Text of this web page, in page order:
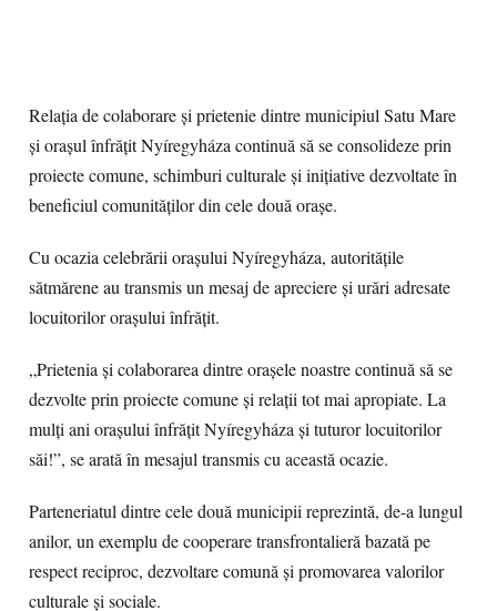
Relația de colaborare și prietenie dintre municipiul Satu Mare
și orașul înfrățit Nyíregyháza continuă să se consolideze prin
proiecte comune, schimburi culturale și inițiative dezvoltate în
beneficiul comunităților din cele două orașe.
Cu ocazia celebrării orașului Nyíregyháza, autoritățile
sătmărene au transmis un mesaj de apreciere și urări adresate
locuitorilor orașului înfrățit.
„Prietenia și colaborarea dintre orașele noastre continuă să se
dezvolte prin proiecte comune și relații tot mai apropiate. La
mulți ani orașului înfrățit Nyíregyháza și tuturor locuitorilor
săi!”, se arată în mesajul transmis cu această ocazie.
Parteneriatul dintre cele două municipii reprezintă, de-a lungul
anilor, un exemplu de cooperare transfrontalieră bazată pe
respect reciproc, dezvoltare comună și promovarea valorilor
culturale și sociale.